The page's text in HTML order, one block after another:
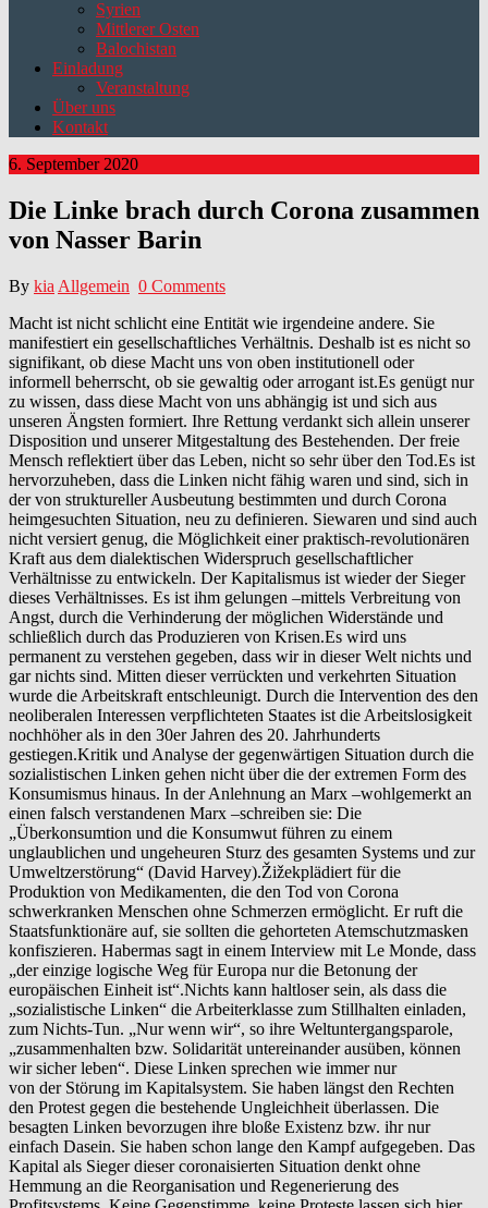
Syrien
Mittlerer Osten
Balochistan
Einladung
Veranstaltung
Über uns
Kontakt
6. September 2020
Die Linke brach durch Corona zusammen
von Nasser Barin
By kia Allgemein 0 Comments
Macht ist nicht schlicht eine Entität wie irgendeine andere. Sie
manifestiert ein gesellschaftliches Verhältnis. Deshalb ist es nicht so
signifikant, ob diese Macht uns von oben institutionell oder
informell beherrscht, ob sie gewaltig oder arrogant ist.Es genügt nur
zu wissen, dass diese Macht von uns abhängig ist und sich aus
unseren Ängsten formiert. Ihre Rettung verdankt sich allein unserer
Disposition und unserer Mitgestaltung des Bestehenden. Der freie
Mensch reflektiert über das Leben, nicht so sehr über den Tod.Es ist
hervorzuheben, dass die Linken nicht fähig waren und sind, sich in
der von struktureller Ausbeutung bestimmten und durch Corona
heimgesuchten Situation, neu zu definieren. Siewaren und sind auch
nicht versiert genug, die Möglichkeit einer praktisch-revolutionären
Kraft aus dem dialektischen Widerspruch gesellschaftlicher
Verhältnisse zu entwickeln. Der Kapitalismus ist wieder der Sieger
dieses Verhältnisses. Es ist ihm gelungen –mittels Verbreitung von
Angst, durch die Verhinderung der möglichen Widerstände und
schließlich durch das Produzieren von Krisen.Es wird uns
permanent zu verstehen gegeben, dass wir in dieser Welt nichts und
gar nichts sind. Mitten dieser verrückten und verkehrten Situation
wurde die Arbeitskraft entschleunigt. Durch die Intervention des den
neoliberalen Interessen verpflichteten Staates ist die Arbeitslosigkeit
nochhöher als in den 30er Jahren des 20. Jahrhunderts
gestiegen.Kritik und Analyse der gegenwärtigen Situation durch die
sozialistischen Linken gehen nicht über die der extremen Form des
Konsumismus hinaus. In der Anlehnung an Marx –wohlgemerkt an
einen falsch verstandenen Marx –schreiben sie: Die
„Überkonsumtion und die Konsumwut führen zu einem
unglaublichen und ungeheuren Sturz des gesamten Systems und zur
Umweltzerstörung“ (David Harvey).Žižekplädiert für die
Produktion von Medikamenten, die den Tod von Corona
schwerkranken Menschen ohne Schmerzen ermöglicht. Er ruft die
Staatsfunktionäre auf, sie sollten die gehorteten Atemschutzmasken
konfiszieren. Habermas sagt in einem Interview mit Le Monde, dass
„der einzige logische Weg für Europa nur die Betonung der
europäischen Einheit ist“.Nichts kann haltloser sein, als dass die
„sozialistische Linken“ die Arbeiterklasse zum Stillhalten einladen,
zum Nichts-Tun. „Nur wenn wir“, so ihre Weltuntergangsparole,
„zusammenhalten bzw. Solidarität untereinander ausüben, können
wir sicher leben“. Diese Linken sprechen wie immer nur
von der Störung im Kapitalsystem. Sie haben längst den Rechten
den Protest gegen die bestehende Ungleichheit überlassen. Die
besagten Linken bevorzugen ihre bloße Existenz bzw. ihr nur
einfach Dasein. Sie haben schon lange den Kampf aufgegeben. Das
Kapital als Sieger dieser coronaisierten Situation denkt ohne
Hemmung an die Reorganisation und Regenerierung des